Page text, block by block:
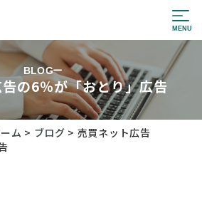
BLOG
の6％が「おとり」広告
ム > ブログ > 売買ネット広告